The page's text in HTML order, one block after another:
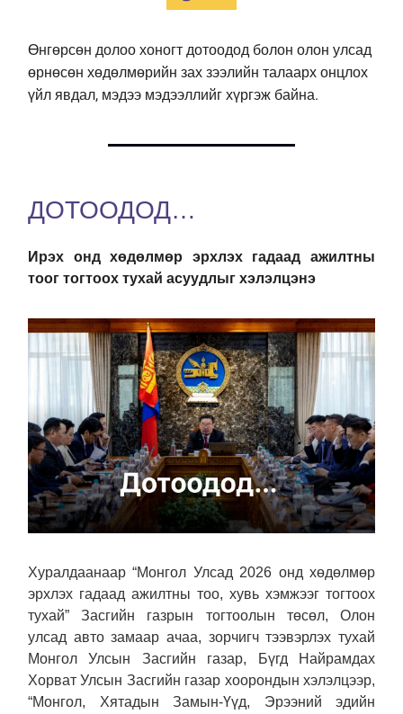
Өнгөрсөн долоо хоногт дотоодод болон олон улсад
өрнөсөн хөдөлмөрийн зах зээлийн талаарх онцлох
үйл явдал, мэдээ мэдээллийг хүргэж байна.
ДОТООДОД…
Ирэх онд хөдөлмөр эрхлэх гадаад ажилтны
тоог тогтоох тухай асуудлыг хэлэлцэнэ
Хуралдаанаар “Монгол Улсад 2026 онд хөдөлмөр
эрхлэх гадаад ажилтны тоо, хувь хэмжээг тогтоох
тухай” Засгийн газрын тогтоолын төсөл, Олон
улсад авто замаар ачаа, зорчигч тээвэрлэх тухай
Монгол Улсын Засгийн газар, Бүгд Найрамдах
Хорват Улсын Засгийн газар хоорондын хэлэлцээр,
“Монгол, Хятадын Замын-Үүд, Эрээний эдийн